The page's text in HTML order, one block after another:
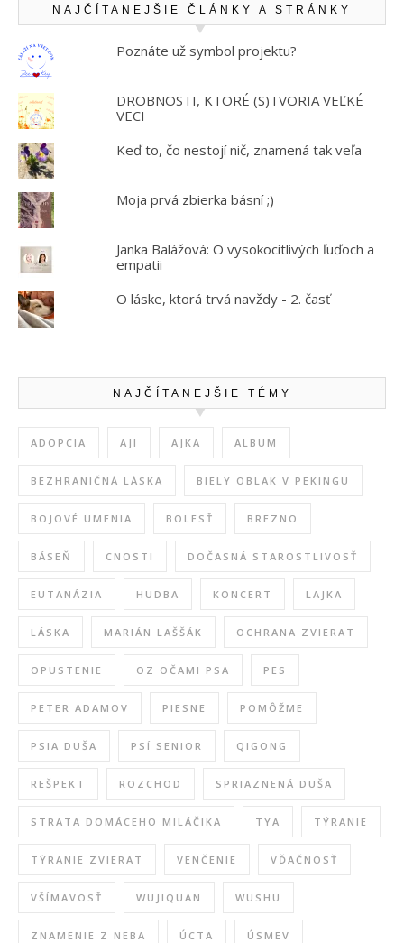
NAJČÍTANEJŠIE ČLÁNKY A STRÁNKY
Poznáte už symbol projektu?
DROBNOSTI, KTORÉ (S)TVORIA VEĽKÉ
VECI
Keď to, čo nestojí nič, znamená tak veľa
Moja prvá zbierka básní ;)
Janka Balážová: O vysokocitlivých ľuďoch a
empatii
O láske, ktorá trvá navždy - 2. časť
NAJČÍTANEJŠIE TÉMY
ADOPCIA AJI AJKA ALBUM
BEZHRANIČNÁ LÁSKA BIELY OBLAK V PEKINGU
BOJOVÉ UMENIA BOLESŤ BREZNO
BÁSEŇ CNOSTI DOČASNÁ STAROSTLIVOSŤ
EUTANÁZIA HUDBA KONCERT LAJKA
LÁSKA MARIÁN LAŠŠÁK OCHRANA ZVIERAT
OPUSTENIE OZ OČAMI PSA PES
PETER ADAMOV PIESNE POMÔŽME
PSIA DUŠA PSÍ SENIOR QIGONG
REŠPEKT ROZCHOD SPRIAZNENÁ DUŠA
STRATA DOMÁCEHO MILÁČIKA TYA TÝRANIE
TÝRANIE ZVIERAT VENČENIE VĎAČNOSŤ
VŠÍMAVOSŤ WUJIQUAN WUSHU
ZNAMENIE Z NEBA ÚCTA ÚSMEV